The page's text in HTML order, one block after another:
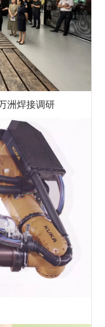
洲焊接调研